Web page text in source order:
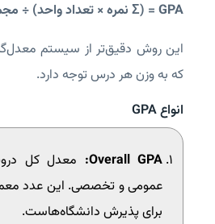
GPA = (Σ نمره × تعداد واحد) ÷ مجموع واحدها
این روش دقیق‌تر از سیستم
که به وزن هر درس توجه دارد.
انواع GPA
Overall GPA:
معدل کل
عمومی و تخصصی. این عدد
برای پذیرش دانشگاه‌هاست.